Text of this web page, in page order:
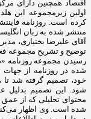
اقتصاد همچنین دارای
کرده است. روزنامه
منتشر شده به زبان
آقای علیرضا بختیاری،
توضیح و تشریح مجموعه
رسیدن مجموعه روزنامه
شده در روزنامه از
شود. این تصمیم بدلیل
محتوای تحلیلی که از عمق
شده است. وی اظهار می‌کند